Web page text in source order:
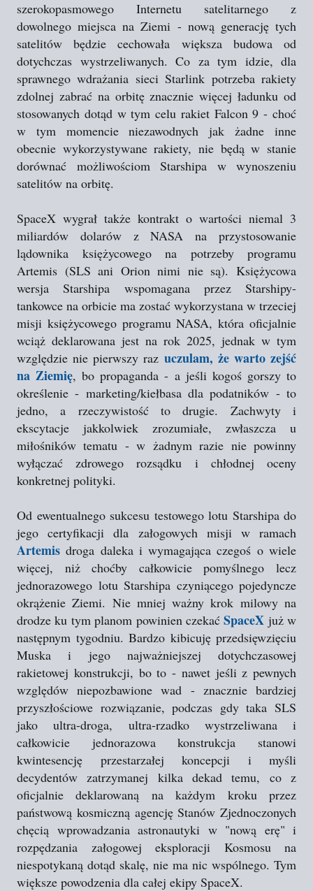
szerokopasmowego Internetu satelitarnego z
dowolnego miejsca na Ziemi - nową generację tych
satelitów będzie cechowała większa budowa od
dotychczas wystrzeliwanych. Co za tym idzie, dla
sprawnego wdrażania sieci Starlink potrzeba rakiety
zdolnej zabrać na orbitę znacznie więcej ładunku od
stosowanych dotąd w tym celu rakiet Falcon 9 - choć
w tym momencie niezawodnych jak żadne inne
obecnie wykorzystywane rakiety, nie będą w stanie
dorównać możliwościom Starshipa w wynoszeniu
satelitów na orbitę.
SpaceX wygrał także kontrakt o wartości niemal 3
miliardów dolarów z NASA na przystosowanie
lądownika księżycowego na potrzeby programu
Artemis (SLS ani Orion nimi nie są). Księżycowa
wersja Starshipa wspomagana przez Starshipy-
tankowce na orbicie ma zostać wykorzystana w trzeciej
misji księżycowego programu NASA, która oficjalnie
wciąż deklarowana jest na rok 2025, jednak w tym
względzie nie pierwszy raz uczulam, że warto zejść
na Ziemię, bo propaganda - a jeśli kogoś gorszy to
określenie - marketing/kiełbasa dla podatników - to
jedno, a rzeczywistość to drugie. Zachwyty i
ekscytacje jakkolwiek zrozumiałe, zwłaszcza u
miłośników tematu - w żadnym razie nie powinny
wyłączać zdrowego rozsądku i chłodnej oceny
konkretnej polityki.
Od ewentualnego sukcesu testowego lotu Starshipa do
jego certyfikacji dla załogowych misji w ramach
Artemis droga daleka i wymagająca czegoś o wiele
więcej, niż choćby całkowicie pomyślnego lecz
jednorazowego lotu Starshipa czyniącego pojedyncze
okrążenie Ziemi. Nie mniej ważny krok milowy na
drodze ku tym planom powinien czekaćSpaceX już w
następnym tygodniu. Bardzo kibicuję przedsięwzięciu
Muska i jego najważniejszej dotychczasowej
rakietowej konstrukcji, bo to - nawet jeśli z pewnych
względów niepozbawione wad - znacznie bardziej
przyszłościowe rozwiązanie, podczas gdy taka SLS
jako ultra-droga, ultra-rzadko wystrzeliwana i
całkowicie jednorazowa konstrukcja stanowi
kwintesencję przestarzałej koncepcji i myśli
decydentów zatrzymanej kilka dekad temu, co z
oficjalnie deklarowaną na każdym kroku przez
państwową kosmiczną agencję Stanów Zjednoczonych
chęcią wprowadzania astronautyki w "nową erę" i
rozpędzania załogowej eksploracji Kosmosu na
niespotykaną dotąd skalę, nie ma nic wspólnego. Tym
większe powodzenia dla całej ekipy SpaceX.